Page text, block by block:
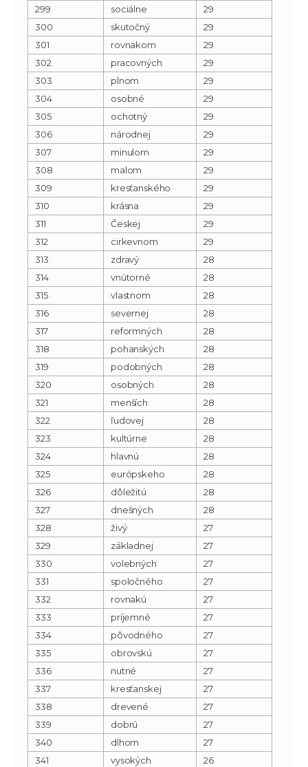
299 sociálne
29
300
skutočný
29
301
rovnakom
29
302
pracovných
29
303
plnom
29
304
osobné
29
305
ochotný
29
306
národnej
29
307
minulom
29
308
malom
29
309
kresťanského
29
310
krásna
29
311
Českej
29
312
cirkevnom
29
313
zdravý
28
314
vnútorné
28
315
vlastnom
28
316
severnej
28
317
reformných
28
318
pohanských
28
319
podobných
28
320
osobných
28
321
menších
28
322
ľudovej
28
323
kultúrne
28
324
hlavnú
28
325
európskeho
28
326
dôležitú
28
327
dnešných
28
328
živý
27
329
základnej
27
330
volebných
27
331
spoločného
27
332
rovnakú
27
333
príjemné
27
334
pôvodného
27
335
obrovskú
27
336
nutné
27
337
kresťanskej
27
338
drevené
27
339
dobrú
27
340
dlhom
27
341
vysokých
26